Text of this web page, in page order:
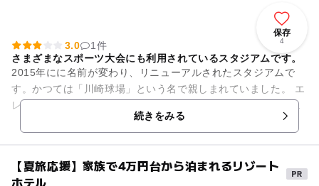
保存
4
3.0
1件
さまざまなスポーツ大会にも利用されているスタジアムです。
2015年にに名前が変わり、リニューアルされたスタジアムで
す。かつては「川崎球場」という名で親しまれていました。 エ
レベーターやスロープ、みんなのトイレなどの設備も充実して
続きをみる
【夏旅応援】家族で4万円台から泊まれるリゾート
ホテル